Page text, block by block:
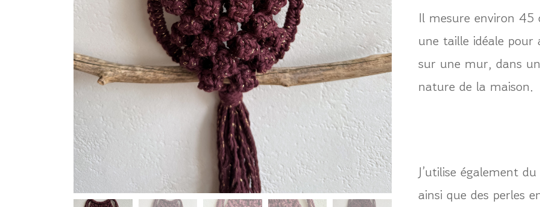
Il mesure environ
une taille idéale
sur une mur, dans
nature de la maison.
J’utilise également
ainsi que des perles